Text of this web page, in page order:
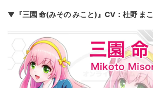
▼『三園 命(みその みこと)』CV：杜野 まこ